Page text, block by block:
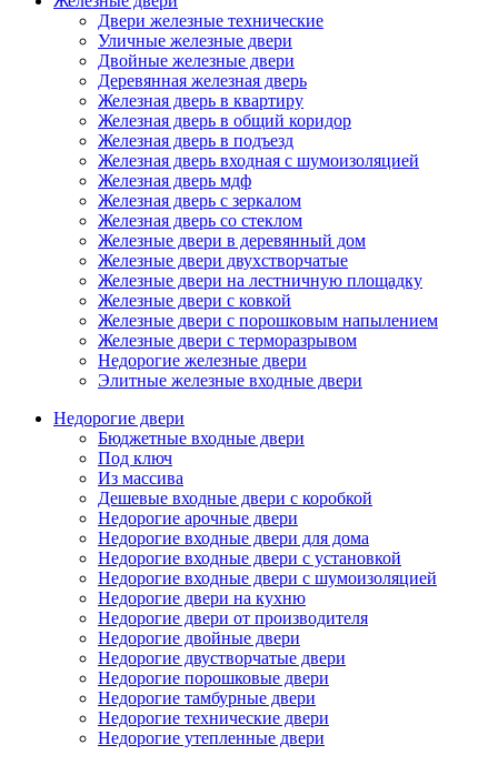
Двери железные технические
Уличные железные двери
Двойные железные двери
Деревянная железная дверь
Железная дверь в квартиру
Железная дверь в общий коридор
Железная дверь в подъезд
Железная дверь входная с шумоизоляцией
Железная дверь мдф
Железная дверь с зеркалом
Железная дверь со стеклом
Железные двери в деревянный дом
Железные двери двухстворчатые
Железные двери на лестничную площадку
Железные двери с ковкой
Железные двери с порошковым напылением
Железные двери с терморазрывом
Недорогие железные двери
Элитные железные входные двери
Недорогие двери
Бюджетные входные двери
Под ключ
Из массива
Дешевые входные двери с коробкой
Недорогие арочные двери
Недорогие входные двери для дома
Недорогие входные двери с установкой
Недорогие входные двери с шумоизоляцией
Недорогие двери на кухню
Недорогие двери от производителя
Недорогие двойные двери
Недорогие двустворчатые двери
Недорогие порошковые двери
Недорогие тамбурные двери
Недорогие технические двери
Недорогие утепленные двери